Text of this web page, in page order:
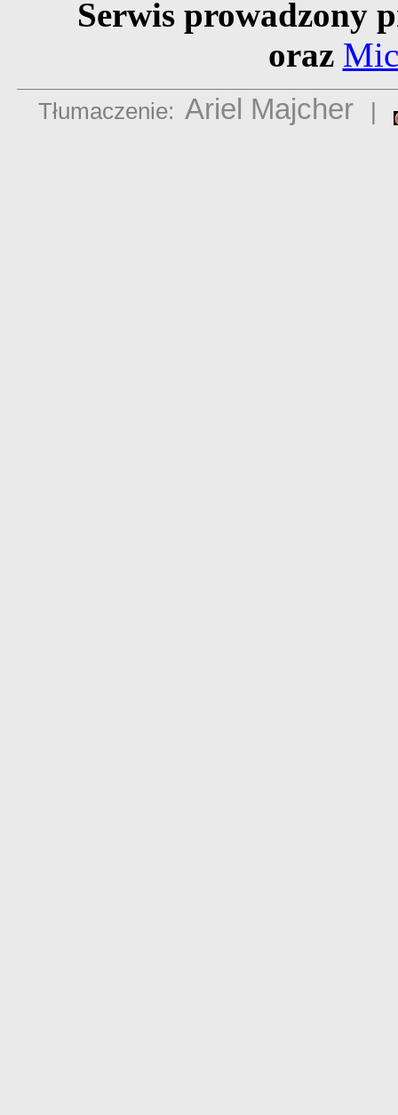
Serwis prowadzony
oraz
Tłumaczenie: Ariel Majcher |